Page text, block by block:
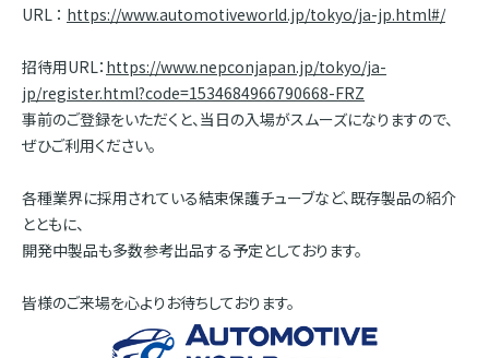
URL ： https://www.automotiveworld.jp/tokyo/ja-jp.html#/
招待用URL： https://www.nepconjapan.jp/tokyo/ja-
jp/register.html?code=1534684966790668-FRZ
事前のご登録をいただくと、当日の入場がスムーズになりますので、
ぜひご利用ください。
各種業界に採用されている結束保護チューブなど、既存製品の紹介
とともに、
開発中製品も多数参考出品する予定としております。
皆様のご来場を心よりお待ちしております。